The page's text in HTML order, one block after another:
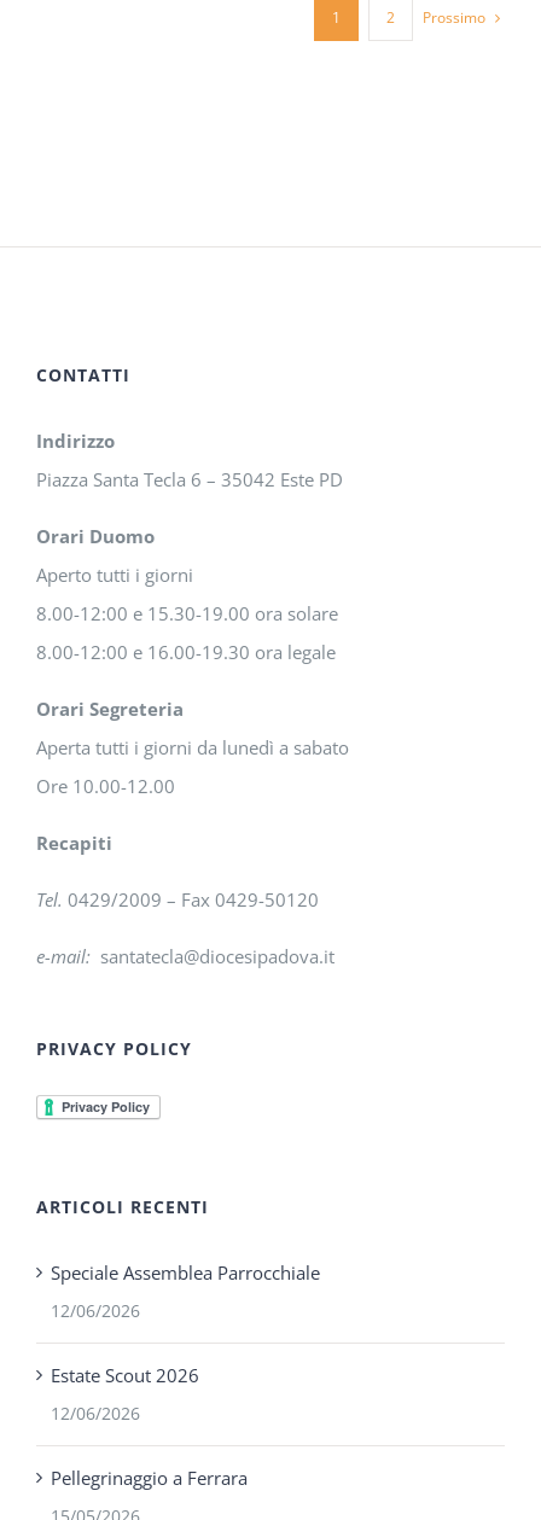
1 2 Prossimo
CONTATTI
Indirizzo
Piazza Santa Tecla 6 – 35042 Este PD
Orari Duomo
Aperto tutti i giorni
8.00-12:00 e 15.30-19.00 ora solare
8.00-12:00 e 16.00-19.30 ora legale
Orari Segreteria
Aperta tutti i giorni da lunedì a sabato
Ore 10.00-12.00
Recapiti
Tel. 0429/2009 – Fax 0429-50120
e-mail: santatecla@diocesipadova.it
PRIVACY POLICY
ARTICOLI RECENTI
Speciale Assemblea Parrocchiale
12/06/2026
Estate Scout 2026
12/06/2026
Pellegrinaggio a Ferrara